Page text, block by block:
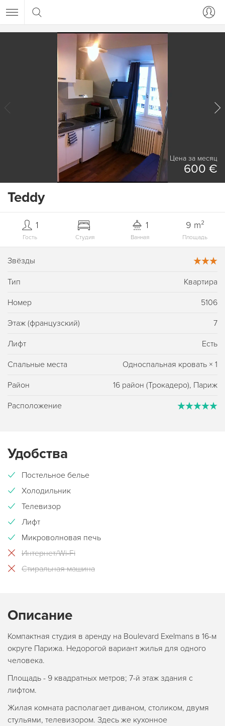
Цена за месяц
600 €
Teddy
Гость
1
Студия Ванная
1
Площадь
9 m²
Звёзды
Тип Квартира
Номер 5106
Этаж (французский) 7
Лифт Есть
Спальные места Односпальная кровать × 1
Район 16 район (Трокадеро), Париж
Расположение
Удобства
Постельное белье
Холодильник
Телевизор
Лифт
Микроволновая печь
Интернет/Wi-Fi
Стиральная машина
Описание
Компактная студия в аренду на Boulevard Exelmans в 16-м
округе Парижа. Недорогой вариант жилья для одного
человека.
Площадь - 9 квадратных метров; 7-й этаж здания с
лифтом.
Жилая комната располагает диваном, столиком, двумя
стульями, телевизором. Здесь же кухонное